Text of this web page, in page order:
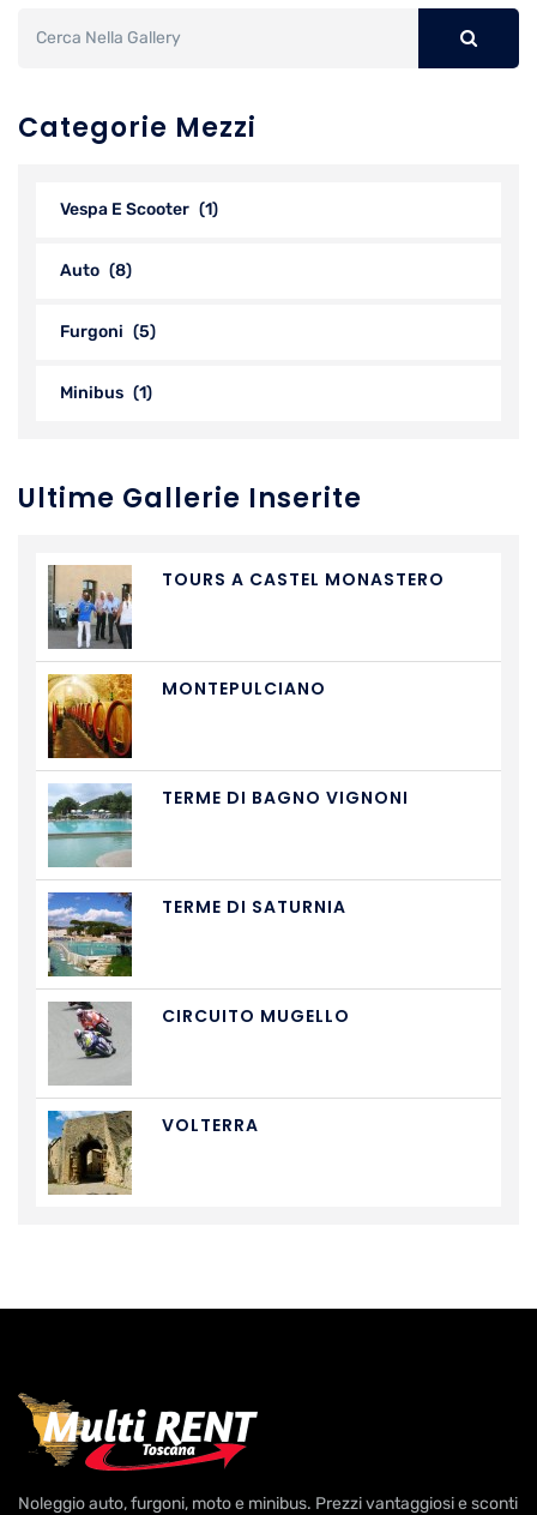
Categorie Mezzi
Vespa E Scooter (1)
Auto (8)
Furgoni (5)
Minibus (1)
Ultime Gallerie Inserite
TOURS A CASTEL MONASTERO
MONTEPULCIANO
TERME DI BAGNO VIGNONI
TERME DI SATURNIA
CIRCUITO MUGELLO
VOLTERRA
Noleggio auto, furgoni, moto e minibus. Prezzi vantaggiosi e sconti